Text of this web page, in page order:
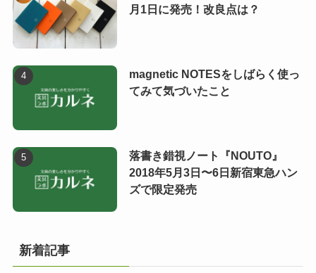
月1日に発売！改良点は？
magnetic NOTESをしばらく使っ
てみて気づいたこと
落書き錯視ノート『NOUTO』
2018年5月3日〜6日新宿東急ハン
ズで限定発売
新着記事